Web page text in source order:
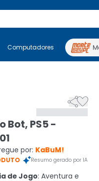
PC Gamer Computadores
Computadores Periféricos

Bot, PS5 -
por: KaBuM!
Resumo gerado por IA
de Jogo: Aventura e